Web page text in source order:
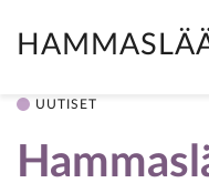
UUTISET